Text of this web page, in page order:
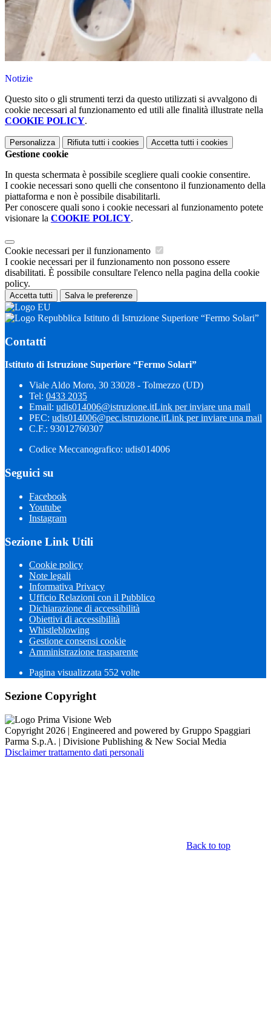
Notizie
Questo sito o gli strumenti terzi da questo utilizzati si avvalgono di
cookie necessari al funzionamento ed utili alle finalità illustrate nella
COOKIE POLICY.
Personalizza Rifiuta tutti i cookies Accetta tutti i cookies
Gestione cookie
In questa schermata è possibile scegliere quali cookie consentire.
I cookie necessari sono quelli che consentono il funzionamento della
piattaforma e non è possibile disabilitarli.
Per conoscere quali sono i cookie necessari al funzionamento potete
visionare la COOKIE POLICY.
Cookie necessari per il funzionamento
I cookie necessari per il funzionamento non possono essere
disabilitati. È possibile consultare l'elenco nella pagina della cookie
policy.
Accetta tutti Salva le preferenze
Istituto di Istruzione Superiore “Fermo Solari”
Contatti
Istituto di Istruzione Superiore “Fermo Solari”
Viale Aldo Moro, 30 33028 - Tolmezzo (UD)
Tel: 0433 2035
Email: udis014006@istruzione.itLink per inviare una mail
PEC: udis014006@pec.istruzione.itLink per inviare una mail
C.F.: 93012760307
Codice Meccanografico: udis014006
Seguici su
Facebook
Youtube
Instagram
Sezione Link Utili
Cookie policy
Note legali
Informativa Privacy
Ufficio Relazioni con il Pubblico
Dichiarazione di accessibilità
Obiettivi di accessibilità
Whistleblowing
Gestione consensi cookie
Amministrazione trasparente
Pagina visualizzata 552 volte
Sezione Copyright
Copyright 2026 | Engineered and powered by Gruppo Spaggiari
Parma S.p.A. | Divisione Publishing & New Social Media
Disclaimer trattamento dati personali
Back to top